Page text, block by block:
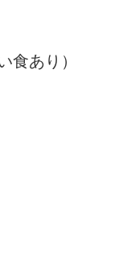
あり）